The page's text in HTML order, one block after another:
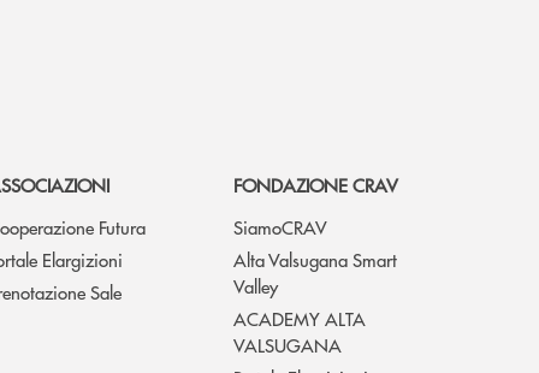
Futura
Elargizioni
Sale
FONDAZIONE CRAV
SiamoCRAV
Alta Valsugana Smart
Valley
ACADEMY ALTA
VALSUGANA